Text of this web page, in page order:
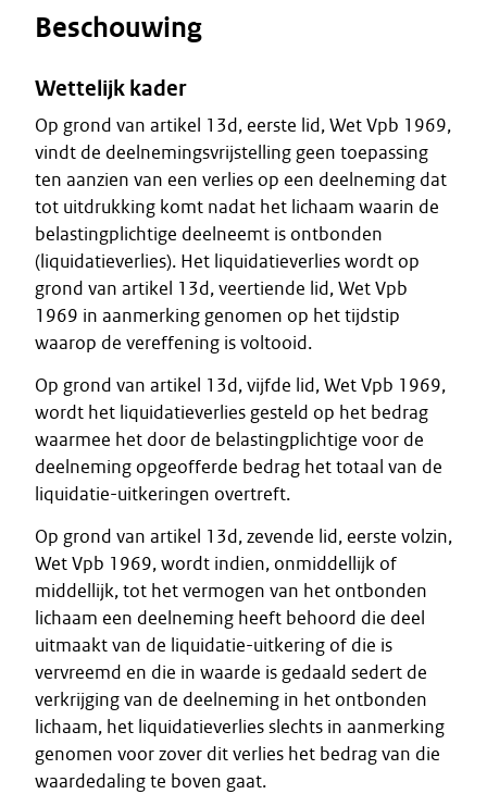
Beschouwing
Wettelijk kader
Op grond van artikel 13d, eerste lid, Wet Vpb 1969,
vindt de deelnemingsvrijstelling geen toepassing
ten aanzien van een verlies op een deelneming dat
tot uitdrukking komt nadat het lichaam waarin de
belastingplichtige deelneemt is ontbonden
(liquidatieverlies). Het liquidatieverlies wordt op
grond van artikel 13d, veertiende lid, Wet Vpb
1969 in aanmerking genomen op het tijdstip
waarop de vereffening is voltooid.
Op grond van artikel 13d, vijfde lid, Wet Vpb 1969,
wordt het liquidatieverlies gesteld op het bedrag
waarmee het door de belastingplichtige voor de
deelneming opgeofferde bedrag het totaal van de
liquidatie-uitkeringen overtreft.
Op grond van artikel 13d, zevende lid, eerste volzin,
Wet Vpb 1969, wordt indien, onmiddellijk of
middellijk, tot het vermogen van het ontbonden
lichaam een deelneming heeft behoord die deel
uitmaakt van de liquidatie-uitkering of die is
vervreemd en die in waarde is gedaald sedert de
verkrijging van de deelneming in het ontbonden
lichaam, het liquidatieverlies slechts in aanmerking
genomen voor zover dit verlies het bedrag van die
waardedaling te boven gaat.